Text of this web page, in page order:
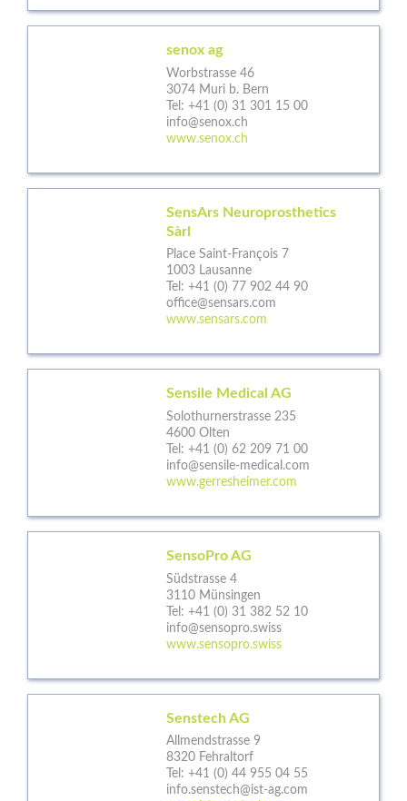
senox ag
Worbstrasse 46
3074 Muri b. Bern
Tel: +41 (0) 31 301 15 00
info@senox.ch
www.senox.ch
SensArs Neuroprosthetics
Sàrl
Place Saint-François 7
1003 Lausanne
Tel: +41 (0) 77 902 44 90
office@sensars.com
www.sensars.com
Sensile Medical AG
Solothurnerstrasse 235
4600 Olten
Tel: +41 (0) 62 209 71 00
info@sensile-medical.com
www.gerresheimer.com
SensoPro AG
Südstrasse 4
3110 Münsingen
Tel: +41 (0) 31 382 52 10
info@sensopro.swiss
www.sensopro.swiss
Senstech AG
Allmendstrasse 9
8320 Fehraltorf
Tel: +41 (0) 44 955 04 55
info.senstech@ist-ag.com